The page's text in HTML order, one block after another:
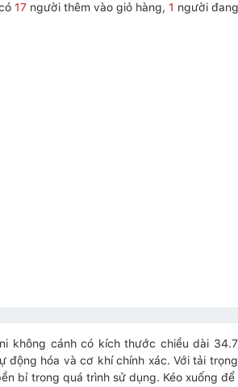
17 người thêm vào giỏ hàng, 1 người
không cánh có kích thước chiều dài
hóa và cơ khí chính xác. Với tải
bỉ trong quá trình sử dụng. Kéo xuống